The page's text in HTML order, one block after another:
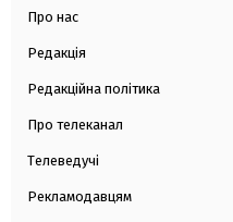
Про нас
Редакція
Редакційна політика
Про телеканал
Телеведучі
Рекламодавцям